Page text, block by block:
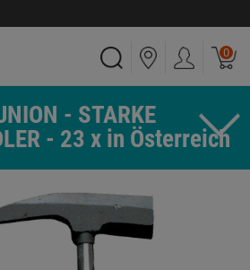
0
- STARKE
- 23 x in Österreich